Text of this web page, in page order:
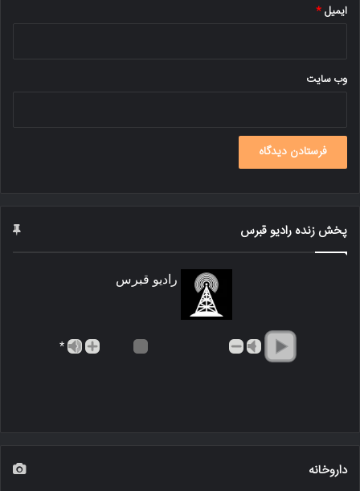
ایمیل*
وب‌ سایت
پخش زنده رادیو قبرس
رادیو قبرس
*
داروخانه